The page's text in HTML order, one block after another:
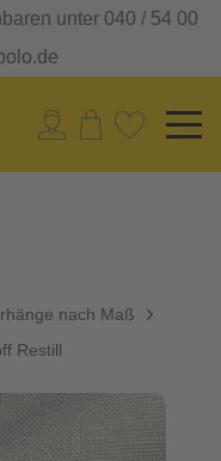
unter 040 / 54 00
nach Maß
Restill